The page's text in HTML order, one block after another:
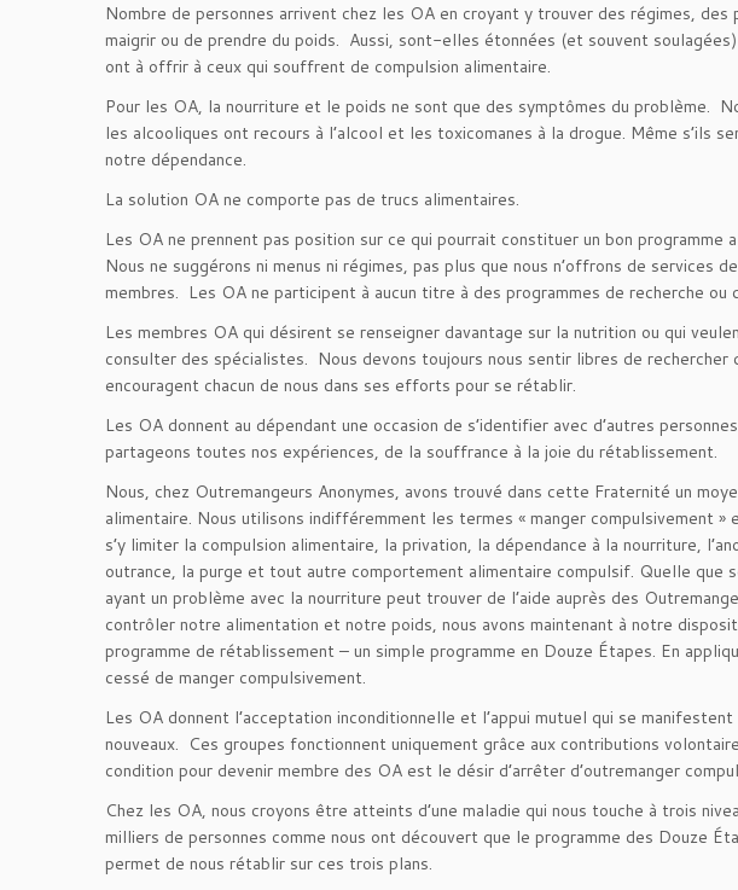
Nombre de personnes arrivent chez les OA en croyant y trouver des régimes,
maigrir ou de prendre du poids. Aussi, sont-elles étonnées (et souvent
ont à offrir à ceux qui souffrent de compulsion alimentaire.
Pour les OA, la nourriture et le poids ne sont que des symptômes du problème.
les alcooliques ont recours à l’alcool et les toxicomanes à la drogue. Même s’ils
notre dépendance.
La solution OA ne comporte pas de trucs alimentaires.
Les OA ne prennent pas position sur ce qui pourrait constituer un bon
Nous ne suggérons ni menus ni régimes, pas plus que nous n’offrons de services
membres. Les OA ne participent à aucun titre à des programmes de recherche ou
Les membres OA qui désirent se renseigner davantage sur la nutrition ou qui
consulter des spécialistes. Nous devons toujours nous sentir libres de rechercher
encouragent chacun de nous dans ses efforts pour se rétablir.
Les OA donnent au dépendant une occasion de s’identifier avec d’autres
partageons toutes nos expériences, de la souffrance à la joie du rétablissement.
Nous, chez Outremangeurs Anonymes, avons trouvé dans cette Fraternité un
alimentaire. Nous utilisons indifféremment les termes « manger compulsivement »
s’y limiter la compulsion alimentaire, la privation, la dépendance à la nourriture,
outrance, la purge et tout autre comportement alimentaire compulsif. Quelle que
ayant un problème avec la nourriture peut trouver de l’aide auprès des
contrôler notre alimentation et notre poids, nous avons maintenant à notre
programme de rétablissement – un simple programme en Douze Étapes. En
cessé de manger compulsivement.
Les OA donnent l’acceptation inconditionnelle et l’appui mutuel qui se
nouveaux. Ces groupes fonctionnent uniquement grâce aux contributions
condition pour devenir membre des OA est le désir d’arrêter d’outremanger
Chez les OA, nous croyons être atteints d’une maladie qui nous touche à trois
milliers de personnes comme nous ont découvert que le programme des Douze
permet de nous rétablir sur ces trois plans.